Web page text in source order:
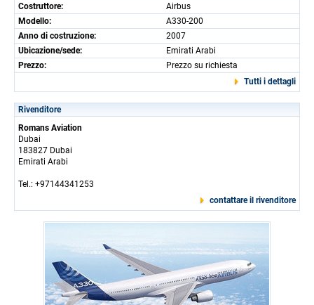
Costruttore:
Airbus
Modello:
A330-200
Anno di costruzione:
2007
Ubicazione/sede:
Emirati Arabi
Prezzo:
Prezzo su richiesta
Tutti i dettagli
Rivenditore
Romans Aviation
Dubai
183827 Dubai
Emirati Arabi
Tel.: +97144341253
contattare il rivenditore